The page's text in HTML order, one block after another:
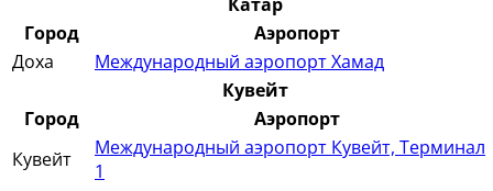
Катар
Город
Аэропорт
Доха
Международный аэропорт Хамад
Кувейт
Город
Аэропорт
Кувейт
Международный аэропорт Кувейт, Терминал
1